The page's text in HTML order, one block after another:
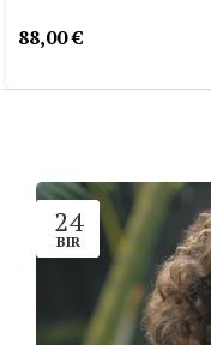
88,00€
24
BIR